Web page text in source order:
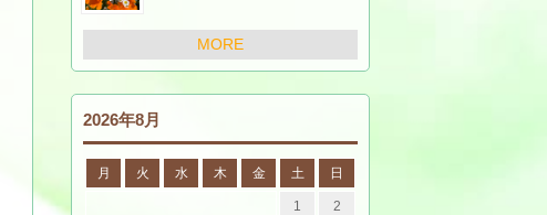
MORE
2026年8月
月 火 水 木 金 土 日
1 2